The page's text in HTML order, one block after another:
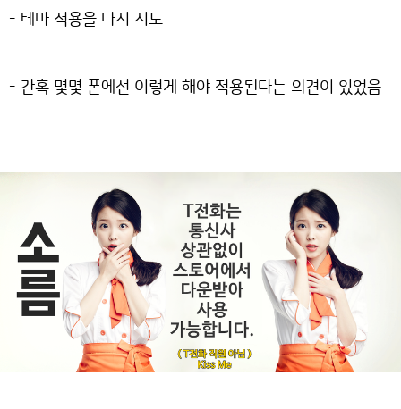
- 테마 적용을 다시 시도
- 간혹 몇몇 폰에선 이렇게 해야 적용된다는 의견이 있었음